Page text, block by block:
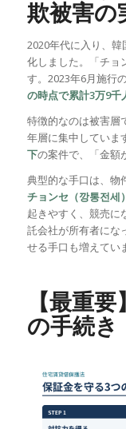
欺被害の
2020年代に入り、
化しました。「チョ
す。2023年6月施行
の時点で累計3万9千
特徴的なのは被害層
年層に集中していま
下の案件で、「金額
典型的な手口は、物
チョンセ（깡통전세
起きやすく、競売に
託会社が所有者にな
せる手口も増えてい
【最重
の手続き